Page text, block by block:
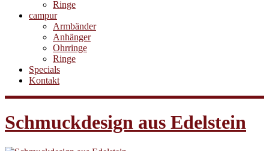
Ringe
campur
Armbänder
Anhänger
Ohrringe
Ringe
Specials
Kontakt
Schmuckdesign aus Edelstein